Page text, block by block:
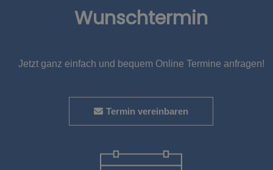
Wunschtermin
Jetzt ganz einfach und bequem Online Termine anfragen!
Termin vereinbaren